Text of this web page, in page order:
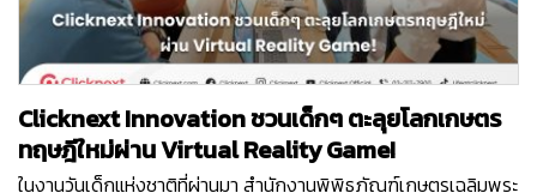
Clicknext Innovation ชวนเด็กๆ ตะลุยโลกเกษตร
ทฤษฎีใหม่ผ่าน Virtual Reality Game!
ในงานวันเด็กแห่งชาติที่ผ่านมา สำนักงานพิพิธภัณฑ์เกษตรเฉลิมพระ